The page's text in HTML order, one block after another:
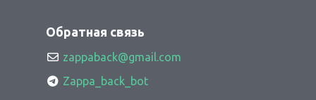
Обратная связь
zappaback@gmail.com
Zappa_back_bot